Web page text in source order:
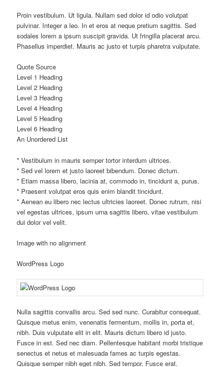
Proin vestibulum. Ut ligula. Nullam sed dolor id odio volutpat
pulvinar. Integer a leo. In et eros at neque pretium sagittis. Sed
sodales lorem a ipsum suscipit gravida. Ut fringilla placerat arcu.
Phasellus imperdiet. Mauris ac justo et turpis pharetra vulputate.
Quote Source
Level 1 Heading
Level 2 Heading
Level 3 Heading
Level 4 Heading
Level 5 Heading
Level 6 Heading
An Unordered List
* Vestibulum in mauris semper tortor interdum ultrices.
* Sed vel lorem et justo laoreet bibendum. Donec dictum.
* Etiam massa libero, lacinia at, commodo in, tincidunt a, purus.
* Praesent volutpat eros quis enim blandit tincidunt.
* Aenean eu libero nec lectus ultricies laoreet. Donec rutrum, nisi
vel egestas ultrices, ipsum urna sagittis libero, vitae vestibulum
dui dolor vel velit.
Image with no alignment
WordPress Logo
Nulla sagittis convallis arcu. Sed sed nunc. Curabitur consequat.
Quisque metus enim, venenatis fermentum, mollis in, porta et,
nibh. Duis vulputate elit in elit. Mauris dictum libero id justo.
Fusce in est. Sed nec diam. Pellentesque habitant morbi tristique
senectus et netus et malesuada fames ac turpis egestas.
Quisque semper nibh eget nibh. Sed tempor. Fusce erat.